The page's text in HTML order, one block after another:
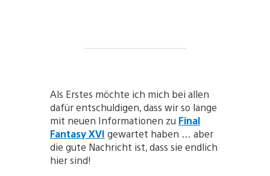
Als Erstes möchte ich mich bei allen
dafür entschuldigen, dass wir so lange
mit neuen Informationen zu Final
Fantasy XVI gewartet haben … aber
die gute Nachricht ist, dass sie endlich
hier sind!